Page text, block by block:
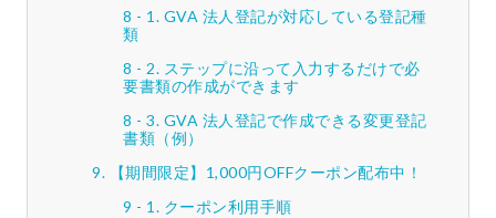
GVA 法人登記が対応している登記種
類
ステップに沿って入力するだけで必
要書類の作成ができます
GVA 法人登記で作成できる変更登記
書類（例）
【期間限定】1,000円OFFクーポン配布中！
クーポン利用手順